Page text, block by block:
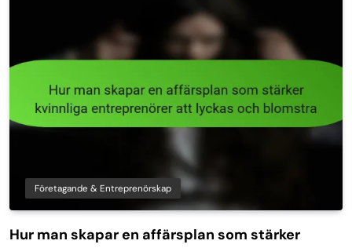
Företagande & Entreprenörskap
Hur man skapar en affärsplan som stärker